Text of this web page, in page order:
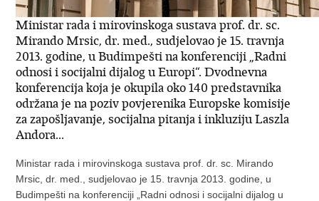
Ministar rada i mirovinskoga sustava prof. dr. sc.
Mirando Mrsic, dr. med., sudjelovao je 15. travnja
2013. godine, u Budimpešti na konferenciji „Radni
odnosi i socijalni dijalog u Europi“. Dvodnevna
konferencija koja je okupila oko 140 predstavnika
održana je na poziv povjerenika Europske komisije
za zapošljavanje, socijalna pitanja i inkluziju Laszla
Andora...
Ministar rada i mirovinskoga sustava prof. dr. sc. Mirando
Mrsic, dr. med., sudjelovao je 15. travnja 2013. godine, u
Budimpešti na konferenciji „Radni odnosi i socijalni dijalog u